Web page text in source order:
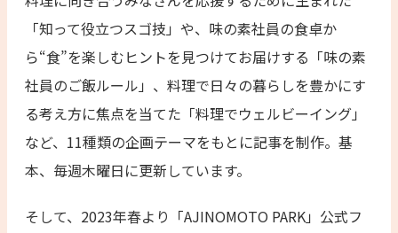
「知って役立つスゴ技」や、味の素社員の食卓か
ら“食”を楽しむヒントを見つけてお届けする「味の素
社員のご飯ルール」、料理で日々の暮らしを豊かにす
る考え方に焦点を当てた「料理でウェルビーイング」
など、11種類の企画テーマをもとに記事を制作。基
本、毎週木曜日に更新しています。
そして、2023年春より「AJINOMOTO PARK」公式フ